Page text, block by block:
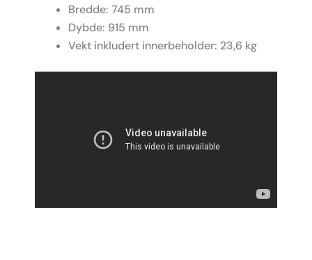
Bredde: 745 mm
Dybde: 915 mm
Vekt inkludert innerbeholder: 23,6 kg